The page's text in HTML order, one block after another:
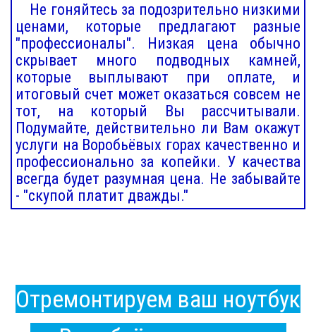
Не гоняйтесь за подозрительно низкими
ценами, которые предлагают разные
"профессионалы". Низкая цена обычно
скрывает много подводных камней,
которые выплывают при оплате, и
итоговый счет может оказаться совсем не
тот, на который Вы рассчитывали.
Подумайте, действительно ли Вам окажут
услуги на Воробьёвых горах качественно и
профессионально за копейки. У качества
всегда будет разумная цена. Не забывайте
- "скупой платит дважды."
Отремонтируем ваш ноутбук